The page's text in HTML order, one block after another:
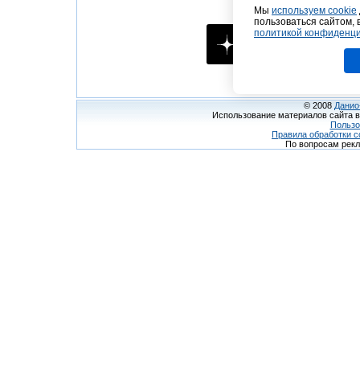
Мы в соцсетях
© 2008
Использование материалов сайта
Правила обработки
По вопросам
Мы используем cookie
пользоваться
политикой